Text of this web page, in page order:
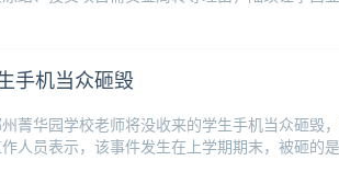
手机当众砸毁
菁华园学校老师将没收来的学生手机当众砸毁
人员表示，该事件发生在上学期期末，被砸的